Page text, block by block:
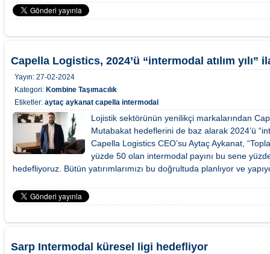
Capella Logistics, 2024’ü “intermodal atılım yılı”
Yayın: 27-02-2024
Kategori: Kombine Taşımacılık
Etiketler: aytaç aykanat capella intermodal
Lojistik sektörünün yenilikçi markalarından
Mutabakat hedeflerini de baz alarak 2024’ü
Capella Logistics CEO’su Aytaç Aykanat,
yüzde 50 olan intermodal payını bu sene
hedefliyoruz. Bütün yatırımlarımızı bu doğrultuda planlıyor ve
Sarp Intermodal küresel ligi hedefliyor